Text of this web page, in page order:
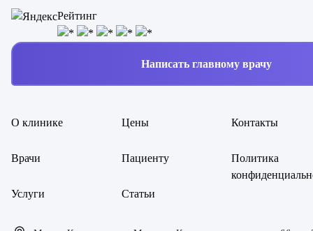
Рейтинг
Написать главному врачу
О клинике
Врачи
Услуги
Цены
Пациенту
Статьи
Контакты
Политика